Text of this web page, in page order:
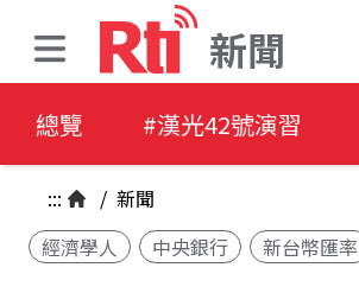
新聞
總覽 #漢光42號演習
::: / 新聞
經濟學人
中央銀行 新台幣匯率